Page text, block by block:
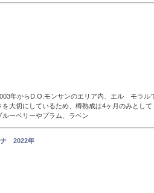
年からD.O.モンサンのエリア内、エル モラル
大切にしているため、樽熟成は4ヶ月のみとして
ーベリーやプラム、ラベン
ナ 2022年